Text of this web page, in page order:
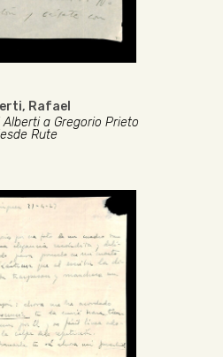
Rafael
a Gregorio Prieto
Rute